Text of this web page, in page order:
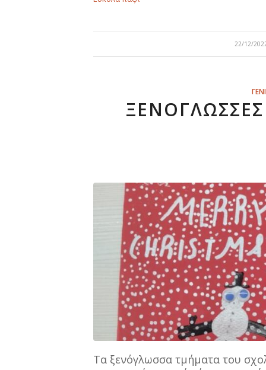
22/12/
/
ΞΕΝΌΓΛΩΣΣΕΣ
Τα ξενόγλωσσα τμήματα του